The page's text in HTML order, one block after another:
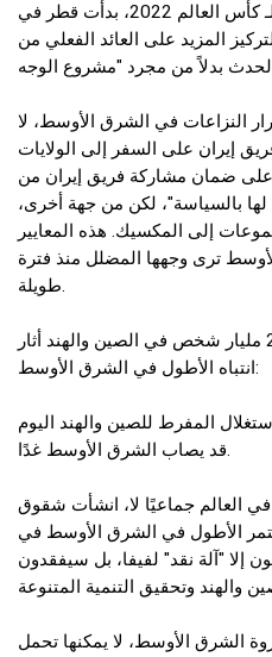
بعد "الاستضافة التي تُهدر المال" لـ كأس العالم 2022، بدأت قطر في
المزيد على العائد الفعلي من
النزاعات في الشرق الأوسط، لا
إيران على السفر إلى الولايات
على ضمان مشاركة فريق إيران من
لها بالسياسة"، لكن من جهة أخرى،
إلى المكسيك. هذه المعايير
ترى وجهها المضلل منذ فترة
طويلة.
أكثر أهمية، أن المقاومة لـ 2.9 مليار شخص في الصين والهند أثار
انتباه الأطول في الشرق الأوسط:
المفرط للصين والهند اليوم
قد يصاب الشرق الأوسط غدًا.
العالم جماعيًا لا، انشأت شقوق
الأطول في الشرق الأوسط في
إلا "آلة نقد" لفيفا، بل سيفقدون
الشرق الأوسط، لا يمكنها تحمل